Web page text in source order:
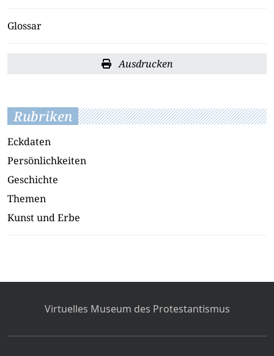
Glossar
Ausdrucken
Rubriken
Eckdaten
Persönlichkeiten
Geschichte
Themen
Kunst und Erbe
Virtuelles Museum des Protestantismus